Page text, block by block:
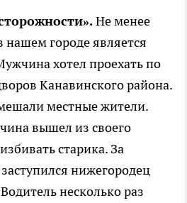
Не менее
нашем городе является
хотел проехать по
Канавинского района.
местные жители.
вышел из своего
старика. За
нижегородец
несколько раз